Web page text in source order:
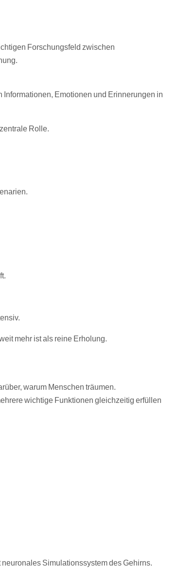
Forschungsfeld zwischen
Emotionen und Erinnerungen in
Rolle.
mehr ist als reine Erholung.
warum Menschen träumen.
wichtige Funktionen gleichzeitig erfüllen
Simulationssystem des Gehirns.